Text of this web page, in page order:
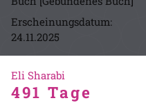
Erscheinungsdatum:
24.11.2025
Eli Sharabi
491 Tage